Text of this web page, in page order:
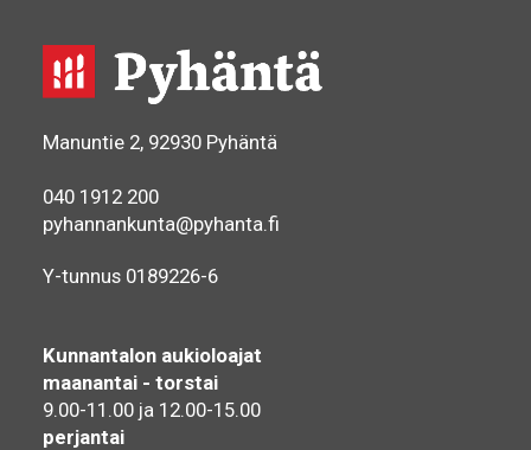
Manuntie 2, 92930 Pyhäntä
040 1912 200
pyhannankunta@pyhanta.fi
Y-tunnus 0189226-6
Kunnantalon aukioloajat
maanantai - torstai
9.00-11.00 ja 12.00-15.00
perjantai